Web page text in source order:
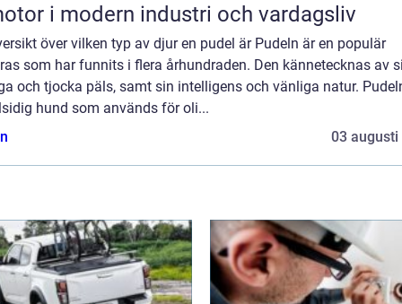
i modern industri och vardagsliv
över vilken typ av djur en pudel är Pudeln är en populär
som har funnits i flera århundraden. Den kännetecknas av
och tjocka päls, samt sin intelligens och vänliga natur.
hund som används för oli...
03 augusti